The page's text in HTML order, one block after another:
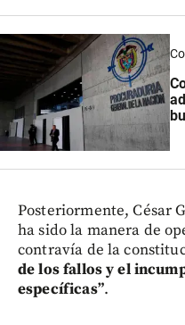
Posteriormente, César
ha sido la manera de
contravía de la
de los fallos y el
específicas”.